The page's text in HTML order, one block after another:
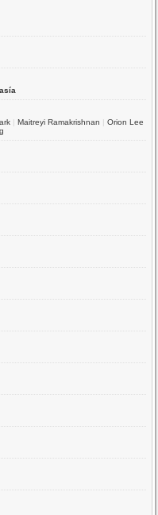
|Maitreyi Ramakrishnan |Orion Lee